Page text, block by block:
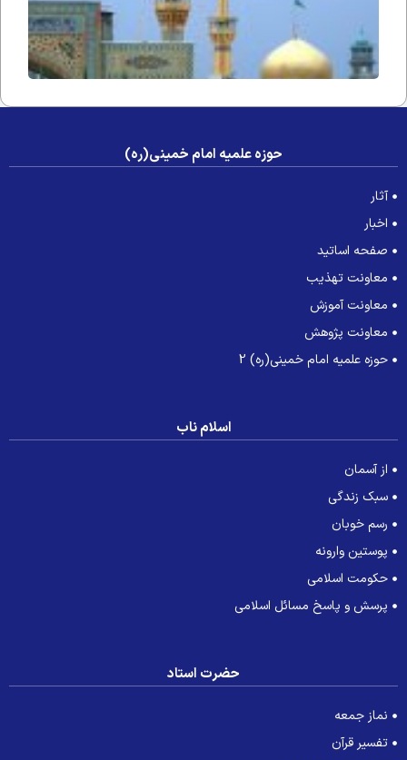
حوزه علمیه امام خمینی(ره)
آثار
اخبار
صفحه اساتید
معاونت تهذیب
معاونت آموزش
معاونت پژوهش
حوزه علمیه امام خمینی(ره) 2
اسلام ناب
از آسمان
سبک زندگی
رسم خوبان
پوستین وارونه
حکومت اسلامی
پرسش و پاسخ مسائل اسلامی
حضرت استاد
نماز جمعه
تفسیر قرآن